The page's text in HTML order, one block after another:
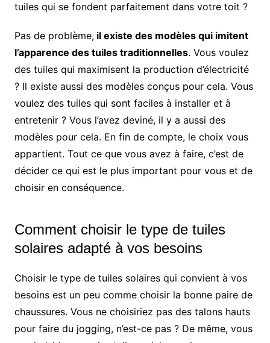
tuiles qui se fondent parfaitement dans votre toit ?
Pas de problème,il existe des modèles qui imitent
l’apparence des tuiles traditionnelles. Vous voulez
des tuiles qui maximisent la production d’électricité
? Il existe aussi des modèles conçus pour cela. Vous
voulez des tuiles qui sont faciles à installer et à
entretenir ? Vous l’avez deviné, il y a aussi des
modèles pour cela. En fin de compte, le choix vous
appartient. Tout ce que vous avez à faire, c’est de
décider ce qui est le plus important pour vous et de
choisir en conséquence.
Comment choisir le type de tuiles
solaires adapté à vos besoins
Choisir le type de tuiles solaires qui convient à vos
besoins est un peu comme choisir la bonne paire de
chaussures. Vous ne choisiriez pas des talons hauts
pour faire du jogging, n’est-ce pas ? De même, vous